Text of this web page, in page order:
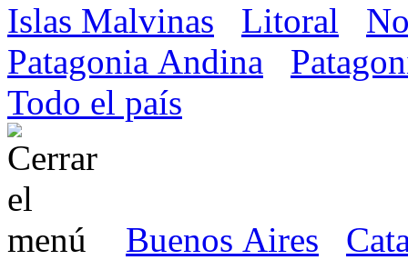
Islas Malvinas
Litoral
Patagonia Andina
Todo el país
Buenos Aires